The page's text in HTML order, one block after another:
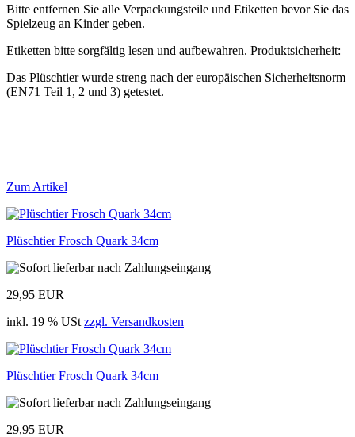
Bitte entfernen Sie alle Verpackungsteile und Etiketten bevor Sie das
Spielzeug an Kinder geben.
Etiketten bitte sorgfältig lesen und aufbewahren. Produktsicherheit:
Das Plüschtier wurde streng nach der europäischen Sicherheitsnorm
(EN71 Teil 1, 2 und 3) getestet.
Zum Artikel
Plüschtier Frosch Quark 34cm
29,95 EUR
inkl. 19 % USt zzgl. Versandkosten
Plüschtier Frosch Quark 34cm
29,95 EUR